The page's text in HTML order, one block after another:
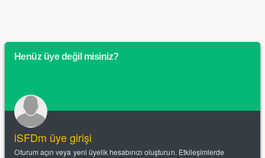
Henüz üye değil misiniz?
iSFDm üye girişi
Oturum açın veya yeni üyelik hesabınızı oluşturun. Etkileşimlerde